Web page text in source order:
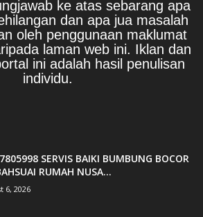
ke atas sebarang apa
dan apa jua masalah
oleh penggunaan maklumat
laman web ini. Iklan dan
ini adalah hasil penulisan
individu.
SERVIS BAIKI BUMBUNG BOCOR
RUMAH NUSA...
6, 2026